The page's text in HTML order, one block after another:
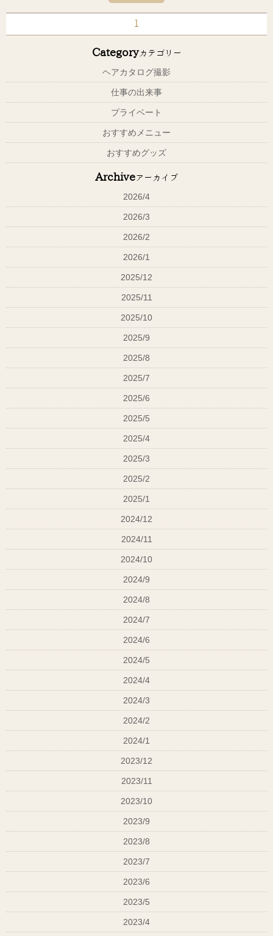
市販の多くのシャンプーは【硫酸系・アミノ酸系】の強い洗浄成分
が使われていて、これが頭皮やお肌の刺激に。
敏感肌、アトピー、吹き出物などのお悩みを抱える方には特に注意
＼でもご安心ください／
バーデンスは、**世界初の特許取得「お酢由来の超低刺激洗浄剤」**
を使った、まるで美容液のようなシャンプー。
髪や頭皮に負担をかけず、毎日のバスタイムでしっとりツヤツヤ美
髪＆肌へ導いてくれます
さらに！香りにもこだわっていて、アロマシリーズは【全部で11種
類】
シャンプー（500ml）¥3,520（税込）
1
Categoryカテゴリー
ヘアカタログ撮影
仕事の出来事
プライベート
おすすめメニュー
おすすめグッズ
Archiveアーカイブ
2026/4
2026/3
2026/2
2026/1
2025/12
2025/11
2025/10
2025/9
2025/8
2025/7
2025/6
2025/5
2025/4
2025/3
2025/2
2025/1
2024/12
2024/11
2024/10
2024/9
2024/8
2024/7
2024/6
2024/5
2024/4
2024/3
2024/2
2024/1
2023/12
2023/11
2023/10
2023/9
2023/8
2023/7
2023/6
2023/5
2023/4